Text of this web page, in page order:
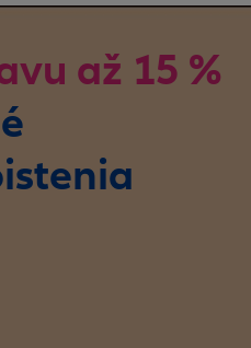
až 15 %